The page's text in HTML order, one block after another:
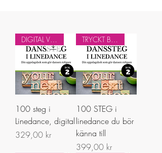
100 steg i
Linedance, digital
Pris
329,00 kr
100 STEG i
linedance du bör
känna till
Pris
399,00 kr